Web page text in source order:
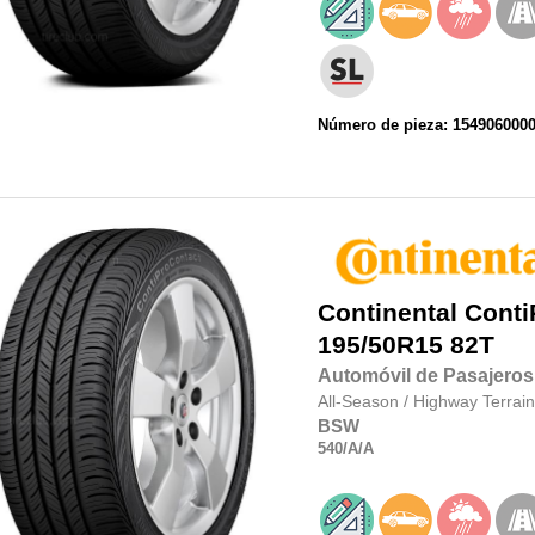
Número de pieza:
Continental
195/50R15 82T
Automóvil de Pasajeros
All-Season / Highway Terrain
BSW
540/A/A